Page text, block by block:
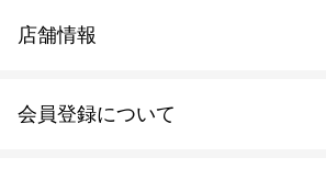
会員登録について
店舗情報